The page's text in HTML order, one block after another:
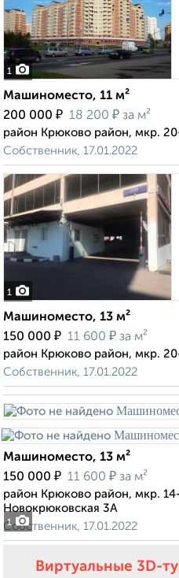
1
Машиноместо, 11 м²
200 000 ₽ 18 200 ₽ за м²
район Крюково район, мкр.
Собственник, 17.01.2022
1
Машиноместо, 13 м²
150 000 ₽ 11 600 ₽ за м²
район Крюково район, мкр.
Собственник, 17.01.2022
1
Машиноместо, 13 м²
150 000 ₽ 11 600 ₽ за м²
район Крюково район, мкр.
Новокрюковская 3А
Собственник, 17.01.2022
Виртуальные 3D-